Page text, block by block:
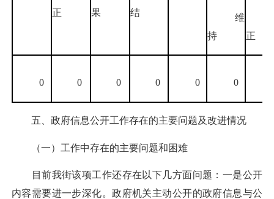
正
果
结
维
持
正
0 0 0 0 0 0
五、政府信息公开工作存在的主要问题及改进情况
（一）工作中存在的主要问题和困难
目前我街该项工作还存在以下几方面问题：一是公开
内容需要进一步深化。政府机关主动公开的政府信息与公